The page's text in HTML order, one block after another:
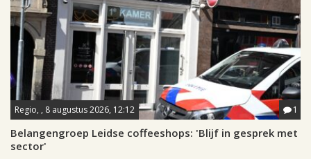
Regio, , 8 augustus 2026, 12:12 1
Belangengroep Leidse coffeeshops: 'Blijf in gesprek met
sector'